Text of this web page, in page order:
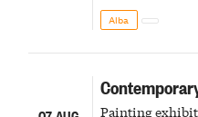
Alba
Painting